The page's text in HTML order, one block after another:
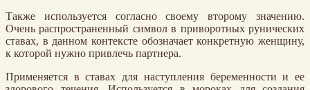
Также используется согласно своему второму значению.
Очень распространенный символ в приворотных рунических
ставах, в данном контексте обозначает конкретную женщину,
к которой нужно привлечь партнера.
Применяется в ставах для наступления беременности и ее